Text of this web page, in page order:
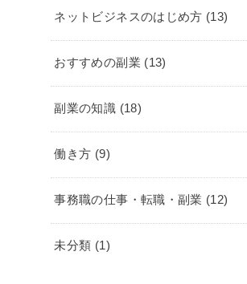
ネットビジネスのはじめ方 (13)
おすすめの副業 (13)
副業の知識 (18)
働き方 (9)
事務職の仕事・転職・副業 (12)
未分類 (1)